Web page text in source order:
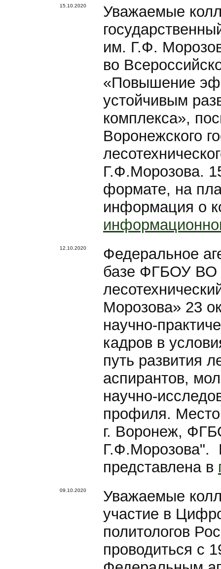
15.10.2020
Уважаемые
им. Г.Ф.
во
«Повышение
устойчивым
комплекса»,
Воронежского
Г.Ф.Морозова.
формате, на
информация о
12.10.2020
Федеральное
базе ФГБОУ ВО
Морозова» 23
научно-
кадров в
путь развития
аспирантов,
научно-
профиля.
г. Воронеж,
Г.Ф.Морозова".
представлена в
09.10.2020
Уважаемые
участие в
политологов
проводиться с